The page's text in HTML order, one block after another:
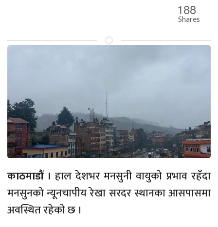
188
Shares
काठमाडौं । हाल देशभर मनसुनी वायुको प्रभाव रहँदा
मनसुनको न्यूनचापीय रेखा सरदर स्थानका आसपासमा
अवस्थित रहेको छ ।